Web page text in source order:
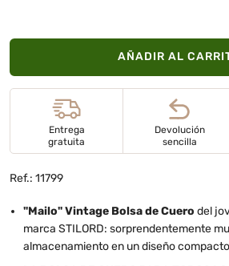
AÑADIR AL
Entrega
gratuita
Devolución
sencilla
Ref.: 11799
"Mailo" Vintage Bolsa de Cuero del
marca STILORD: sorprendentemente
almacenamiento en un diseño compacto